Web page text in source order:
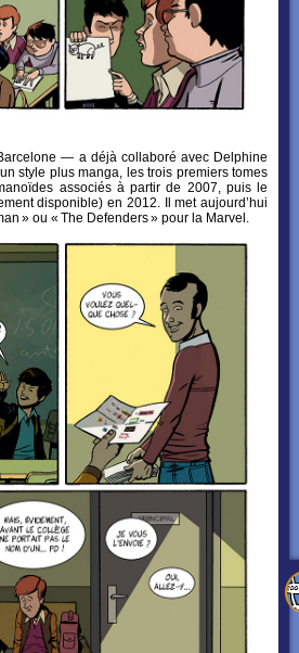
— a déjà collaboré avec Delphine
style plus manga, les trois premiers tomes
associés à partir de 2007, puis le
disponible) en 2012. Il met aujourd’hui
» ou « The Defenders » pour la Marvel.